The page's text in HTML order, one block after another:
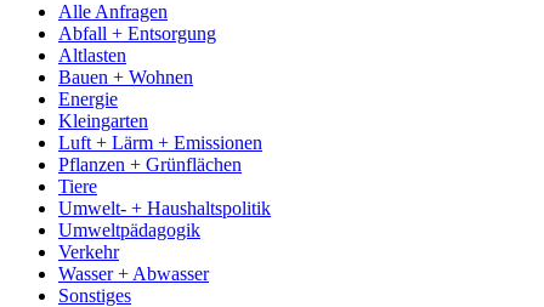
Alle Anfragen
Abfall + Entsorgung
Altlasten
Bauen + Wohnen
Energie
Kleingarten
Luft + Lärm + Emissionen
Pflanzen + Grünflächen
Tiere
Umwelt- + Haushaltspolitik
Umweltpädagogik
Verkehr
Wasser + Abwasser
Sonstiges